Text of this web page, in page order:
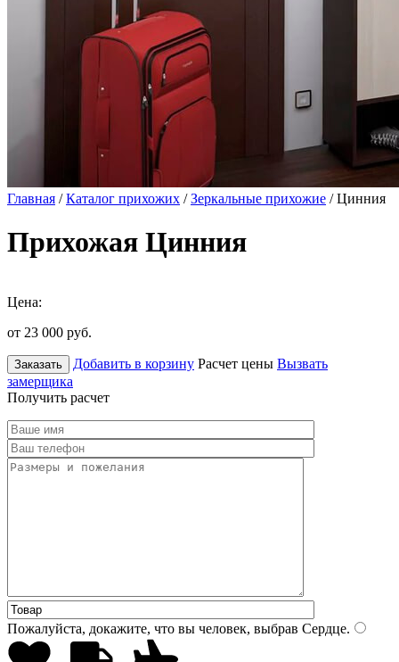
Главная /Каталог прихожих /Зеркальные прихожие / Цинния
Прихожая Цинния
Цена:
от 23 000 руб.
Заказать Добавить в корзину Расчет цены Вызвать
замерщика
Получить расчет
Пожалуйста, докажите, что вы человек, выбрав Сердце.